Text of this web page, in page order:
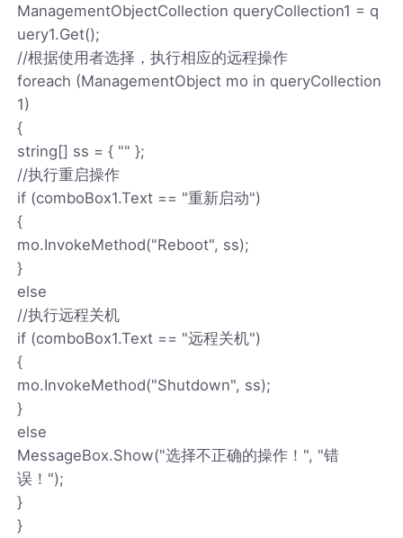
ManagementObjectCollection queryCollection1 = q
uery1.Get();
//根据使用者选择，执行相应的远程操作
foreach (ManagementObject mo in queryCollection
1)
{
string[] ss = { "" };
//执行重启操作
if (comboBox1.Text == "重新启动")
{
mo.InvokeMethod("Reboot", ss);
}
else
//执行远程关机
if (comboBox1.Text == "远程关机")
{
mo.InvokeMethod("Shutdown", ss);
}
else
MessageBox.Show("选择不正确的操作！", "错
误！");
}
}